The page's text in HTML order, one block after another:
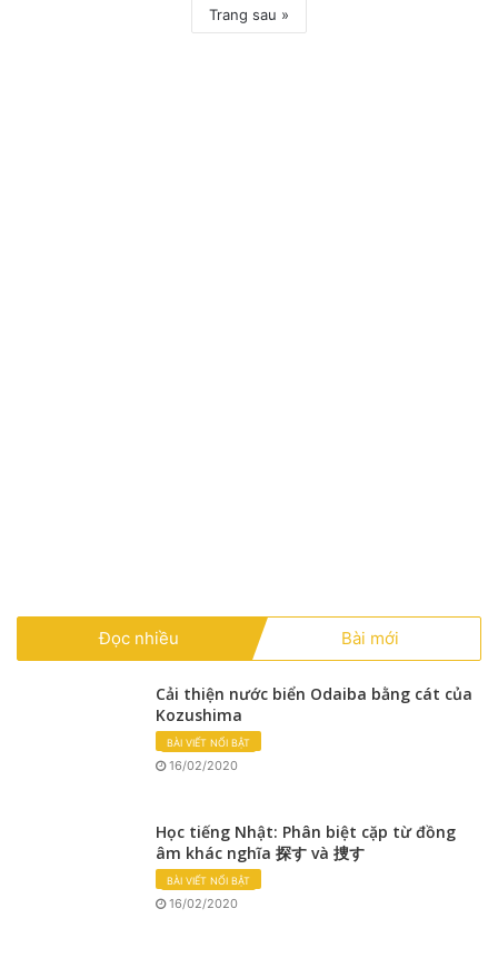
Trang sau »
Đọc nhiều Bài mới
Cải thiện nước biển Odaiba bằng cát của
Kozushima
BÀI VIẾT NỔI BẬT
16/02/2020
Học tiếng Nhật: Phân biệt cặp từ đồng
âm khác nghĩa 探す và 捜す
BÀI VIẾT NỔI BẬT
16/02/2020